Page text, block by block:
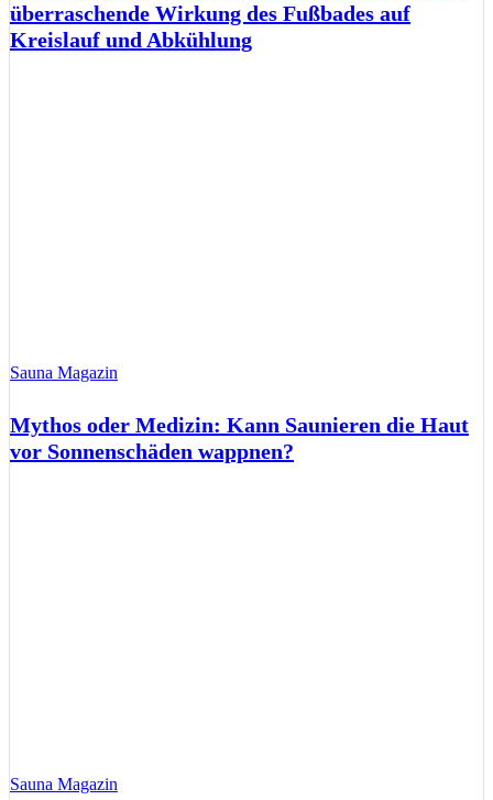
überraschende Wirkung des Fußbades auf
Kreislauf und Abkühlung
Sauna Magazin
Mythos oder Medizin: Kann Saunieren die Haut
vor Sonnenschäden wappnen?
Sauna Magazin